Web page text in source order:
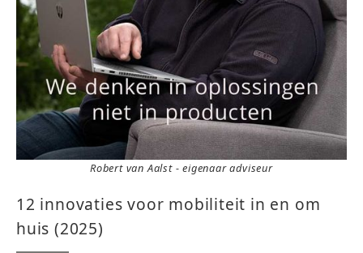
Robert van Aalst - eigenaar adviseur
12 innovaties voor mobiliteit in en om
huis (2025)